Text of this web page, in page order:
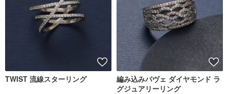
TWIST 流線スターリング
編み込みパヴェ ダイヤモンド ラ
グジュアリーリング